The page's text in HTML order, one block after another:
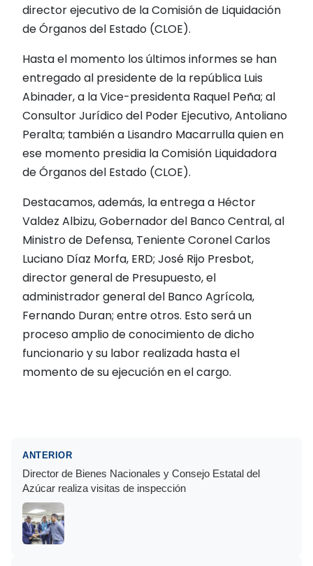
director ejecutivo de la Comisión de Liquidación
de Órganos del Estado (CLOE).
Hasta el momento los últimos informes se han
entregado al presidente de la república Luis
Abinader, a la Vice-presidenta Raquel Peña; al
Consultor Jurídico del Poder Ejecutivo, Antoliano
Peralta; también a Lisandro Macarrulla quien en
ese momento presidia la Comisión Liquidadora
de Órganos del Estado (CLOE).
Destacamos, además, la entrega a Héctor
Valdez Albizu, Gobernador del Banco Central, al
Ministro de Defensa, Teniente Coronel Carlos
Luciano Díaz Morfa, ERD; José Rijo Presbot,
director general de Presupuesto, el
administrador general del Banco Agrícola,
Fernando Duran; entre otros. Esto será un
proceso amplio de conocimiento de dicho
funcionario y su labor realizada hasta el
momento de su ejecución en el cargo.
ANTERIOR
Director de Bienes Nacionales y Consejo Estatal del
Azúcar realiza visitas de inspección